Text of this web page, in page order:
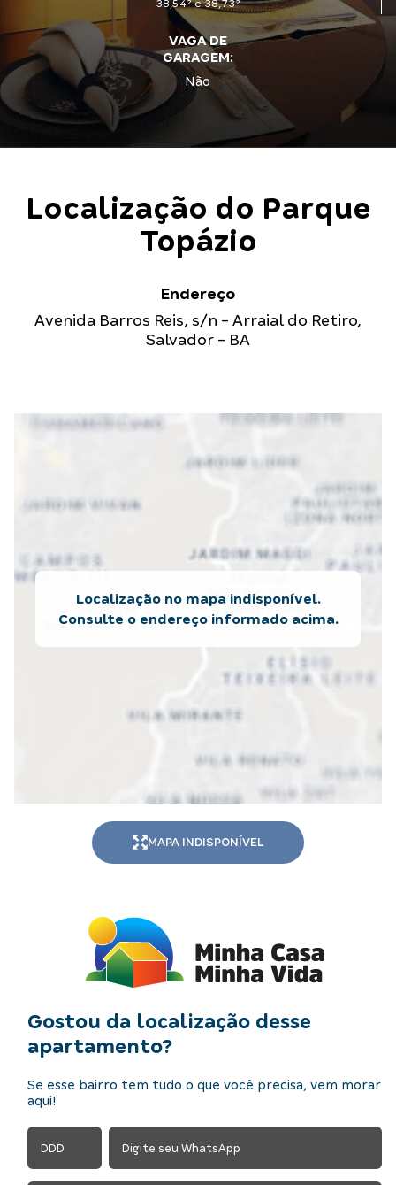
38,54² e 38,73²
VAGA DE
GARAGEM:
Não
Localização do Parque
Topázio
Endereço
Avenida Barros Reis, s/n - Arraial do Retiro,
Salvador - BA
Localização no mapa indisponível.
Consulte o endereço informado acima.
MAPA INDISPONÍVEL
Gostou da localização desse
apartamento?
Se esse bairro tem tudo o que você precisa, vem morar
aqui!